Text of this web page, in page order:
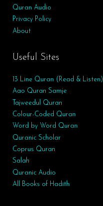
Quran Audio
Privacy Policy
About
Useful Sites
13 Line Quran (Read & Listen)
Aao Quran Samje
Tajweedul Quran
Colour-Coded Quran
Word by Word Quran
Quranic Scholar
Coprus Quran
Salah
Quranic Audio
All Books of Hadith